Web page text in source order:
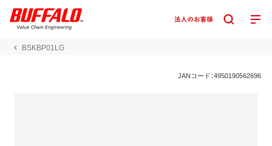
BSKBP01LG
JANコード：4950190562696